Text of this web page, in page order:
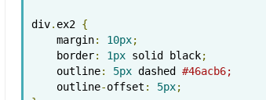
div. ex2 {
    margin
: 10px;
    border
: 1px solid black;
    outline
: 5px dashed #46acb6;
    outline
-offset : 5px;